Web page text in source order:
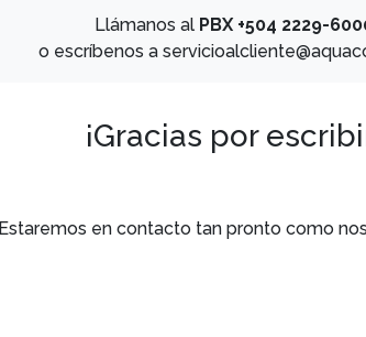
Llámanos al PBX +504 2229-
o escríbenos a
¡Gracias por
Estaremos en contacto tan pronto como